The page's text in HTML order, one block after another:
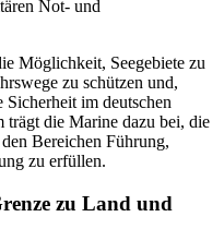
Not- und
Möglichkeit, Seegebiete zu
zu schützen und,
Sicherheit im deutschen
trägt die Marine dazu bei, die
Bereichen Führung,
zu erfüllen.
zu Land und